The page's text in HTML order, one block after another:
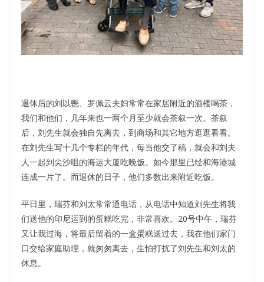
退休后的刘以鬯、罗佩云夫妇常常在家居附近的酒楼喝茶，
我们和他们，几年来也一两个月至少就会茶叙一次。茶叙
后，刘先生就会独自先离去，到商场和其它地方逛逛看看。
在刘先生写十几个专栏的年代，每当他交了稿，就会和刘夫
人一起到尖沙咀的海运大厦吃晚饭。如今那里已经和海港城
连成一片了。而退休的日子，他们多数出来附近吃饭。
平日里，瑞芬和刘太常常通电话，从电话中知道刘先生将我
们送他的印尼运到的蛋糕吃完，非常喜欢。20号中午，瑞芬
又让我过海，将最后留着的一盒蛋糕送过去，我在他们家门
口交给家庭助理，就匆匆离去，生怕打扰了刘先生和刘太的
休息。